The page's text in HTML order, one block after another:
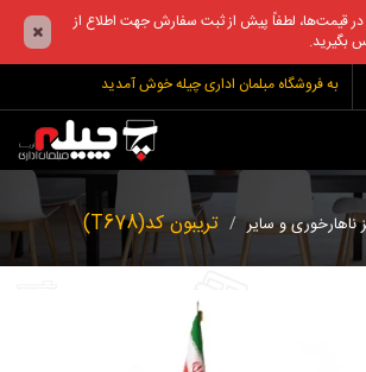
در قیمت‌ها، لطفاً پیش از ثبت سفارش جهت اطلاع از
بگیرید.
به فروشگاه مبلمان اداری چیله خوش آمدید
ناهارخوری و سایر تریبون کد(T678)